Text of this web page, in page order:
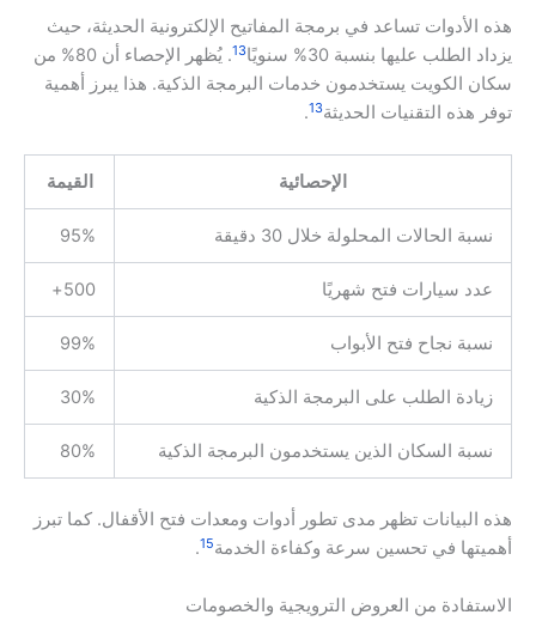
هذه الأدوات تساعد في برمجة المفاتيح الإلكترونية الحديثة، حيث
يزداد الطلب عليها بنسبة 30% سنويًا
13
. يُظهر الإحصاء أن 80% من
سكان الكويت يستخدمون خدمات البرمجة الذكية. هذا يبرز أهمية
توفر هذه التقنيات الحديثة13
.
الإحصائية القيمة
نسبة الحالات المحلولة خلال 30 دقيقة 95%
عدد سيارات فتح شهريًا 500+
نسبة نجاح فتح الأبواب 99%
زيادة الطلب على البرمجة الذكية 30%
نسبة السكان الذين يستخدمون البرمجة الذكية 80%
هذه البيانات تظهر مدى تطور أدوات ومعدات فتح الأقفال. كما تبرز
أهميتها في تحسين سرعة وكفاءة الخدمة15
.
الاستفادة من العروض الترويجية والخصومات